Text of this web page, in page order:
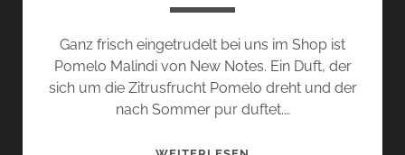
Ganz frisch eingetrudelt bei uns im Shop ist
Pomelo Malindi von New Notes. Ein Duft, der
sich um die Zitrusfrucht Pomelo dreht und der
nach Sommer pur duftet.…